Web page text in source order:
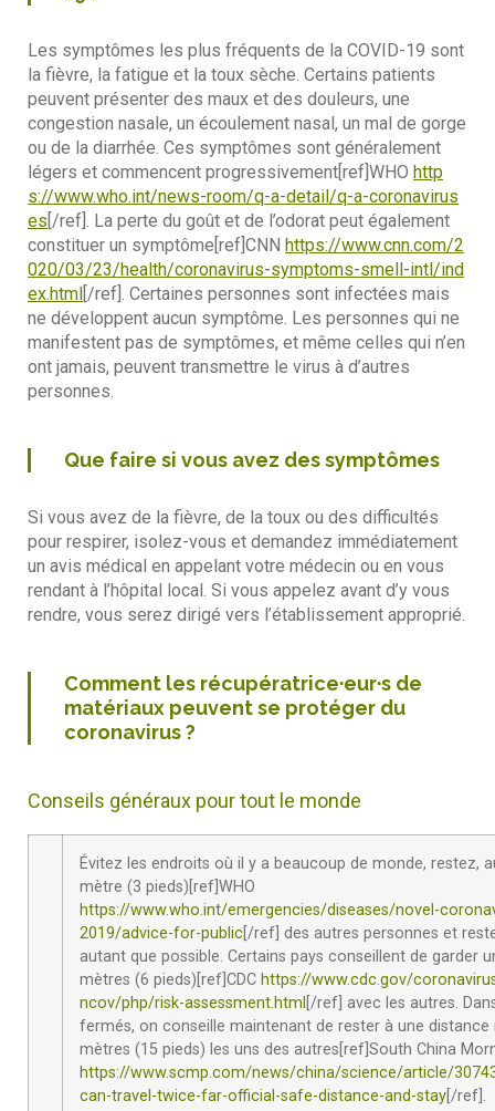
Les symptômes les plus fréquents de la COVID-19 sont
la fièvre, la fatigue et la toux sèche. Certains patients
peuvent présenter des maux et des douleurs, une
congestion nasale, un écoulement nasal, un mal de gorge
ou de la diarrhée. Ces symptômes sont généralement
légers et commencent progressivement[ref]WHO http
s://www.who.int/news-room/q-a-detail/q-a-coronavirus
es[/ref]. La perte du goût et de l’odorat peut également
constituer un symptôme[ref]CNN https://www.cnn.com/2
020/03/23/health/coronavirus-symptoms-smell-intl/ind
ex.html[/ref]. Certaines personnes sont infectées mais
ne développent aucun symptôme. Les personnes qui ne
manifestent pas de symptômes, et même celles qui n’en
ont jamais, peuvent transmettre le virus à d’autres
personnes.
Que faire si vous avez des symptômes
Si vous avez de la fièvre, de la toux ou des difficultés
pour respirer, isolez-vous et demandez immédiatement
un avis médical en appelant votre médecin ou en vous
rendant à l’hôpital local. Si vous appelez avant d’y vous
rendre, vous serez dirigé vers l’établissement approprié.
Comment les récupératrice·eur·s de
matériaux peuvent se protéger du
coronavirus ?
Conseils généraux pour tout le monde
Évitez les endroits où il y a beaucoup de monde, restez,
mètre (3 pieds)[ref]WHO
https://www.who.int/emergencies/diseases/novel-
2019/advice-for-public [/ref] des autres personnes et
autant que possible. Certains pays conseillent de garder
mètres (6 pieds)[ref]CDC https://www.cdc.gov/
ncov/php/risk-assessment.html [/ref] avec les autres.
fermés, on conseille maintenant de rester à une distance
mètres (15 pieds) les uns des autres[ref]South China
https://www.scmp.com/news/china/science/article/
can-travel-twice-far-official-safe-distance-and-stay [/ref].